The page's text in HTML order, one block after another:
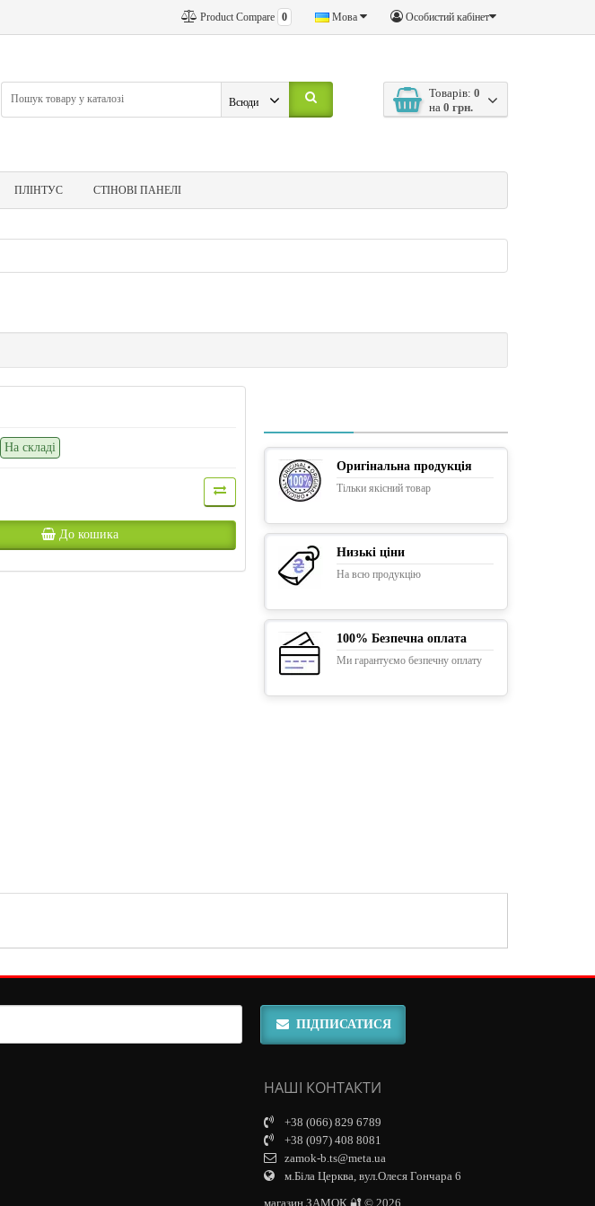
Особистий кабінет
Мова
Product Compare 0
Товарів: 0
на 0 грн.
Всюди
ПЛІНТУС СТІНОВІ ПАНЕЛІ
На складі
До кошика
Оригінальна продукція
Тільки якісний товар
Низькі ціни
На всю продукцію
100% Безпечна оплата
Ми гарантуємо безпечну оплату
ПІДПИСАТИСЯ
НАШІ КОНТАКТИ
+38 (066) 829 6789
+38 (097) 408 8081
zamok-b.ts@meta.ua
м.Біла Церква, вул.Олеся Гончара 6
магазин ЗАМОК 🔐 © 2026